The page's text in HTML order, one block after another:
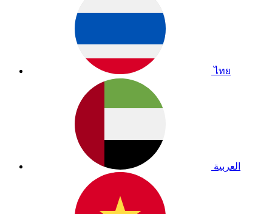
ไทย
العربية